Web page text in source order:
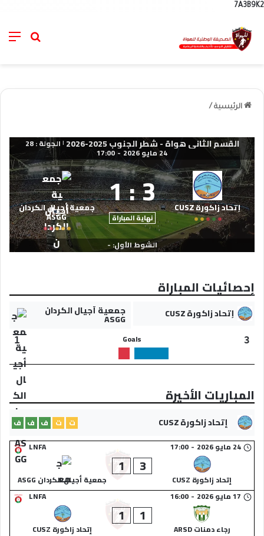
7A3B9K2
خانة
الرئيسية /
القسم الثاني هواة - شطر الجنوب 2025-2026 | الجولة : 28
24 مايو 2026 -
17:00
إتحاد زاكورة CUSZ 3
:
1
نهاية المباراة
جمعية أجيال الكردان
ASGG
الشوط الأول: -
إحصائيات المباراة
إتحاد زاكورة CUSZ جمعية أجيال الكردان
ASGG
3
Goals
1
المباريات الأخيرة
إتحاد زاكورة CUSZ ت ت ف ف ف
LNFA
24 مايو 2026 -
17:00
إتحاد زاكورة CUSZ
3
1
جمعية أجيال الكردان ASGG
LNFA
17 مايو 2026 -
16:00
رجاء دمنات ARSD
1
1
إتحاد زاكورة CUSZ